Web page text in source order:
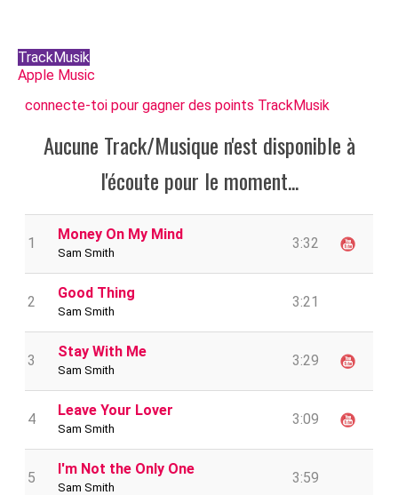
TrackMusik
Apple Music
connecte-toi pour gagner des points TrackMusik
Aucune Track/Musique n'est disponible à
l'écoute pour le moment...
1
Money On My Mind
Sam Smith
3:32
2
Good Thing
Sam Smith
3:21
3
Stay With Me
Sam Smith
3:29
4
Leave Your Lover
Sam Smith
3:09
5
I'm Not the Only One
Sam Smith
3:59